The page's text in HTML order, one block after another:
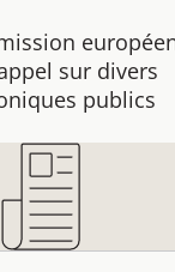
sur divers
publics